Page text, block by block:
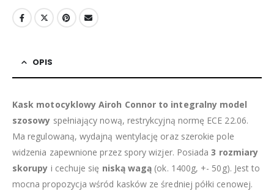
OPIS
Kask motocyklowy Airoh Connor to integralny model
szosowy spełniający nową, restrykcyjną normę ECE 22.06.
Ma regulowaną, wydajną wentylację oraz szerokie pole
widzenia zapewnione przez spory wizjer. Posiada3 rozmiary
skorupy i cechuje się niską wagą (ok. 1400g, +- 50g). Jest to
mocna propozycja wśród kasków ze średniej półki cenowej.